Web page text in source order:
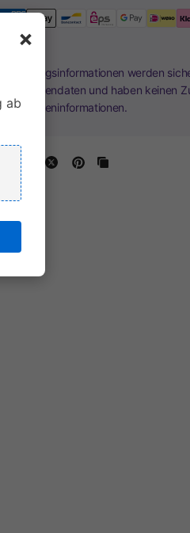
Ihr Zahlungsinformationen werden
Kreditkartendaten und haben keinen
×
ab